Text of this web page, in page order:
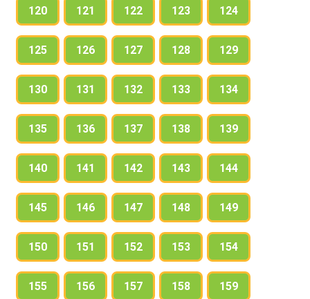
120 121 122 123 124
125 126 127 128 129
130 131 132 133 134
135 136 137 138 139
140 141 142 143 144
145 146 147 148 149
150 151 152 153 154
155 156 157 158 159